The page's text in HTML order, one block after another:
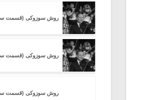
روش سوزوکی (قسمت
روش سوزوکی (قسمت
روش سوزوکی (قسمت